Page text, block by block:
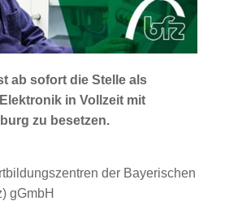
ab sofort die Stelle als
in Vollzeit mit
zu besetzen.
der Bayerischen
gGmbH